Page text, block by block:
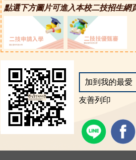
點選下方圖片可進入本校二技招生網
加到我的最愛
友善列印